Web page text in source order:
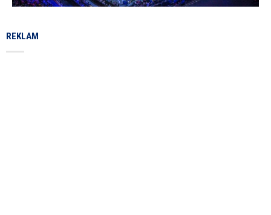
REKLAM